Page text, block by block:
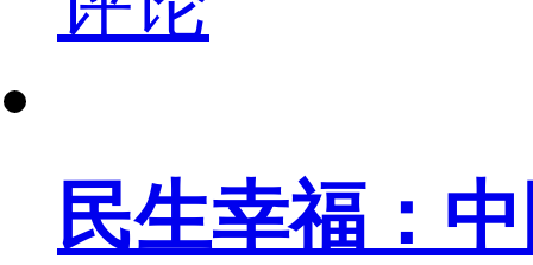
民生幸福：